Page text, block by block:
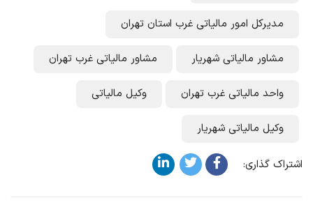
مدیرکل امور مالیاتی غرب استان تهران
مشاور مالیاتی شهریار مشاور مالیاتی غرب تهران
واحد مالیاتی غرب تهران وکیل مالیاتی
وکیل مالیاتی شهریار
اشتراک گذاری: